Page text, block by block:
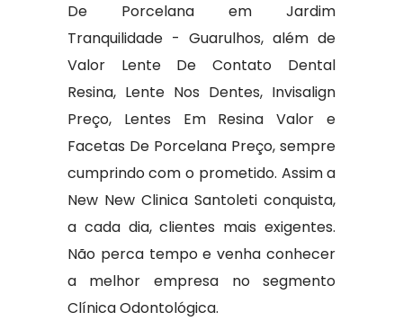
De Porcelana em Jardim
Tranquilidade - Guarulhos, além de
Valor Lente De Contato Dental
Resina, Lente Nos Dentes, Invisalign
Preço, Lentes Em Resina Valor e
Facetas De Porcelana Preço, sempre
cumprindo com o prometido. Assim a
New New Clinica Santoleti conquista,
a cada dia, clientes mais exigentes.
Não perca tempo e venha conhecer
a melhor empresa no segmento
Clínica Odontológica.